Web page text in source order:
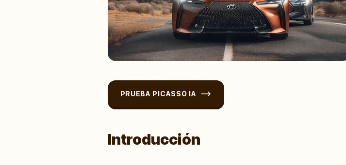
PRUEBA PICASSO IA
Introducción